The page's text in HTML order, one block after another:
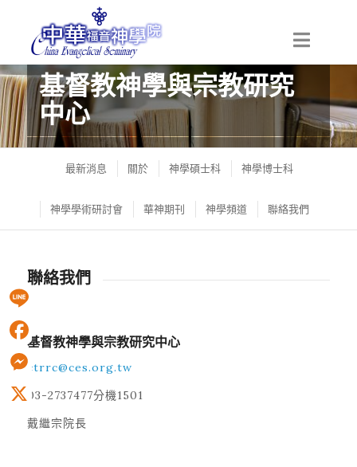
基督教神學與宗教研究
中心
Christian Theological and Religious Research
Center最新消息 關於 神學碩士科 神學博士科
神學學術研討會 華神期刊 神學頻道 聯絡我們
聯絡我們
基督教神學與宗教研究中心
ctrrc@ces.org.tw
03-2737477分機1501
戴繼宗院長
Line
Facebook
Messenger